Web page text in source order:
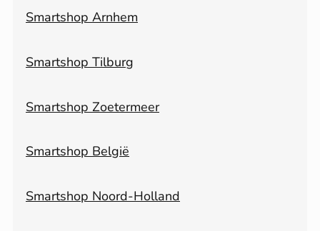
Smartshop Arnhem
Smartshop Tilburg
Smartshop Zoetermeer
Smartshop België
Smartshop Noord-Holland